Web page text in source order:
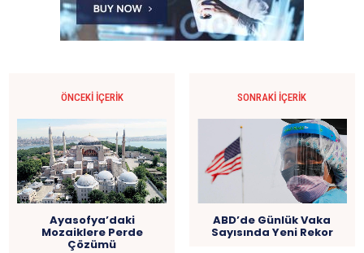
ÖNCEKI İÇERIK
Ayasofya’daki
Mozaiklere Perde
Çözümü
SONRAKI İÇERIK
ABD’de Günlük Vaka
Sayısında Yeni Rekor